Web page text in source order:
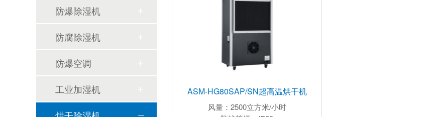
ASM-HG80SAP/SN超高温烘干机
风量：2500立方米/小时
防爆除湿机
防腐除湿机
防爆空调
工业加湿机